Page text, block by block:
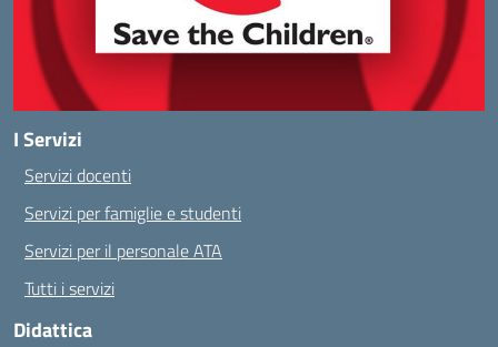
I Servizi
Servizi docenti
Servizi per famiglie e studenti
Servizi per il personale ATA
Tutti i servizi
Didattica